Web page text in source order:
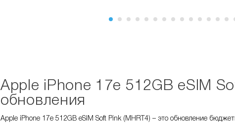
Apple iPhone 17e 512GB eSIM
обновления
Apple iPhone 17e 512GB eSIM Soft Pink (MHRT4) – это обновление